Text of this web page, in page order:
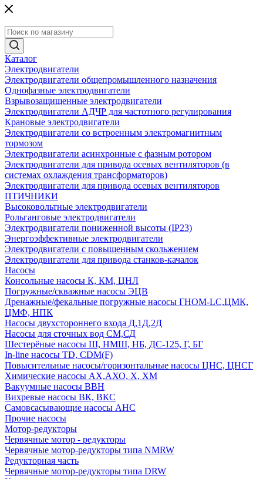
Каталог
Электродвигатели
Электродвигатели общепромышленного назначения
Однофазные электродвигатели
Взрывозащищенные электродвигатели
Электродвигатели АДЧР для частотного регулирования
Крановые электродвигатели
Электродвигатели со встроенным электромагнитным
тормозом
Электродвигатели асинхронные с фазным ротором
Электродвигатели для привода осевых вентиляторов (в
системах охлаждения трансформаторов)
Электродвигатели для привода осевых вентиляторов
ПТИЧНИКИ
Высоковольтные электродвигатели
Рольганговые электродвигатели
Электродвигатели пониженной высоты (IP23)
Энергоэффективные электродвигатели
Электродвигатели с повышенным скольжением
Электродвигатели для привода станков-качалок
Насосы
Консольные насосы К, КМ, ЦНЛ
Погружные/скважные насосы ЭЦВ
Дренажные/фекальные погружные насосы ГНОМ-LC,ЦМК,
ЦМФ, НПК
Насосы двухстороннего входа Д,1Д,2Д
Насосы для сточных вод СМ,СД
Шестерёные насосы Ш, НМШ, НБ, ДС-125, Г, БГ
In-line насосы TD, CDM(F)
Повысительные насосы/горизонтальные насосы ЦНС, ЦНСГ
Химические насосы АХ,АХО, Х, ХМ
Вакуумные насосы ВВН
Вихревые насосы ВК, ВКС
Самовсасывающие насосы АНС
Прочие насосы
Мотор-редукторы
Червячные мотор - редукторы
Червячные мотор-редукторы типа NMRW
Редукторная часть
Червячные мотор-редукторы типа DRW